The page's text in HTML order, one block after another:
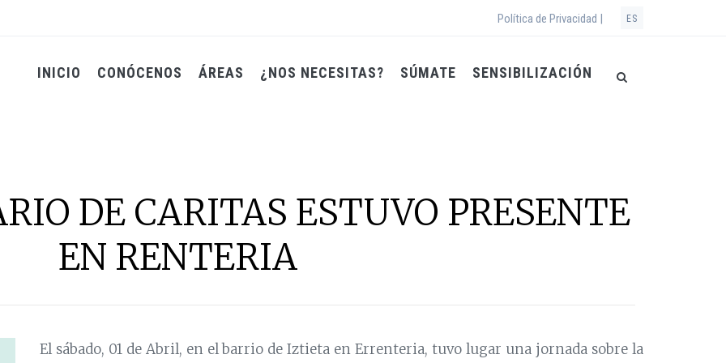
Política de Privacidad | ES
INICIO CONÓCENOS ÁREAS ¿NOS NECESITAS? SÚMATE SENSIBILIZACIÓN
DE CARITAS ESTUVO PRESENTE
EN RENTERIA
El sábado, 01 de Abril, en el barrio de Iztieta en Errenteria, tuvo lugar una jornada sobre la